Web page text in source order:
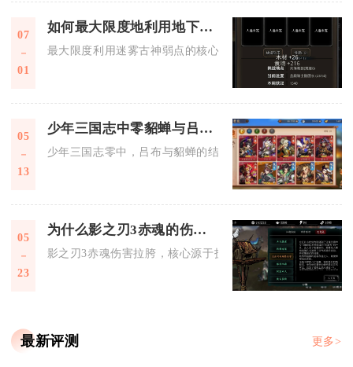
07
01
如何最大限度地利用地下城堡2迷雾古神的弱点
最大限度利用迷雾古神弱点的核心，是围绕其“高魔法群攻
05
13
少年三国志中零貂蝉与吕布是如何结缘的
少年三国志零中，吕布与貂蝉的结缘核心是解锁专属夫妻缘
05
23
为什么影之刃3赤魂的伤害表现如此不尽如人意
影之刃3赤魂伤害拉胯，核心源于技能机制缺陷、装备心法
最新评测 更多>